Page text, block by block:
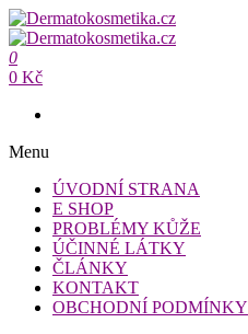
Přeskočit
na
obsah
Dermatokosmetika.cz
Dermatokosmetika.cz
0
0 Kč
Menu
ÚVODNÍ STRANA
E SHOP
PROBLÉMY KŮŽE
ÚČINNÉ LÁTKY
ČLÁNKY
KONTAKT
OBCHODNÍ PODMÍNKY